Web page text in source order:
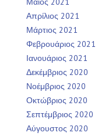
Απρίλιος 2021
Μάρτιος 2021
Φεβρουάριος 2021
Ιανουάριος 2021
Δεκέμβριος 2020
Νοέμβριος 2020
Οκτώβριος 2020
Σεπτέμβριος 2020
Αύγουστος 2020